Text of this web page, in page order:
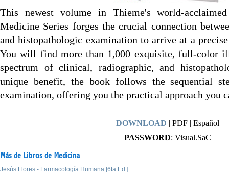
This newest volume in Thieme's world-
Medicine Series forges the crucial connection
and histopathologic examination to arrive at a
You will find more than 1,000 exquisite, full-color
spectrum of clinical, radiographic, and
unique benefit, the book follows the sequential
examination, offering you the practical approach you
DOWNLOAD | PDF | Español
PASSWORD: Visual.SaC
Más de Libros de Medicina
Jesús Flores - Farmacología Humana [6ta Ed.]